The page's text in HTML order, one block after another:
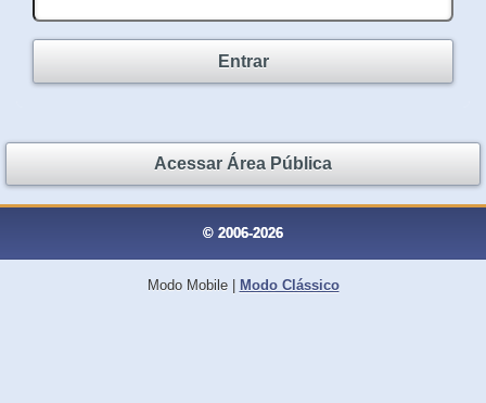
Entrar
Acessar Área Pública
© 2006-2026
Modo Mobile| Modo Clássico